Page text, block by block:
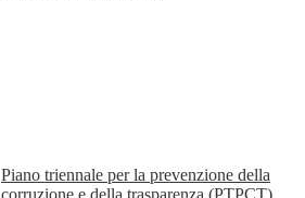
Piano triennale per la prevenzione della